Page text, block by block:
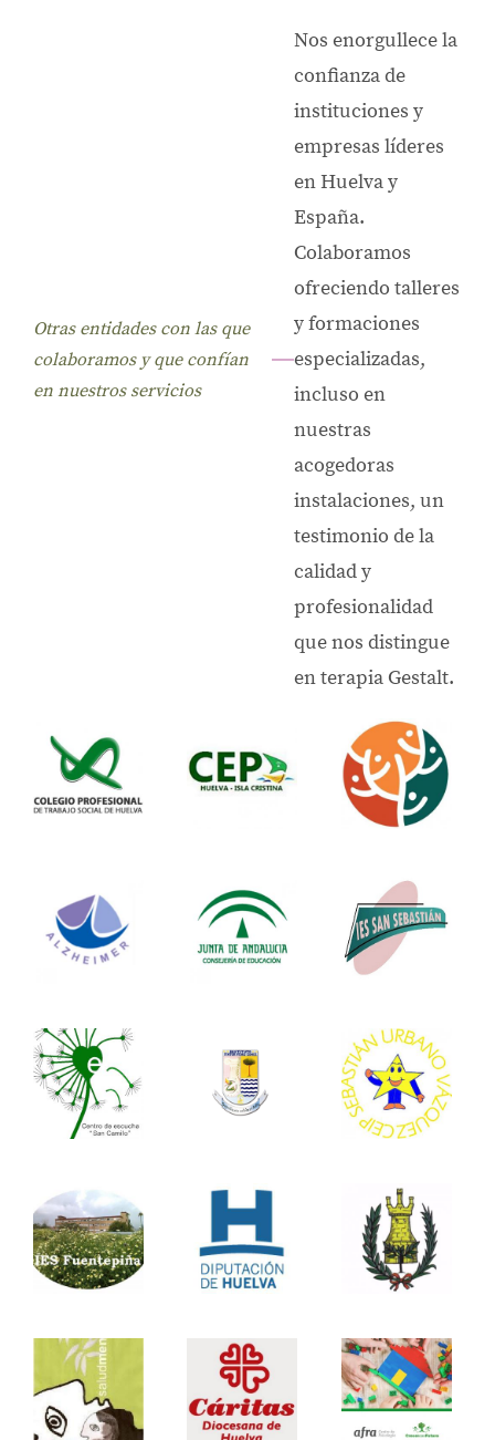
Otras entidades con las que
colaboramos y que confían
en nuestros servicios
Nos enorgullece la
confianza de
instituciones y
empresas líderes
en Huelva y
España.
Colaboramos
ofreciendo talleres
y formaciones
especializadas,
incluso en
nuestras
acogedoras
instalaciones, un
testimonio de la
calidad y
profesionalidad
que nos distingue
en terapia Gestalt.